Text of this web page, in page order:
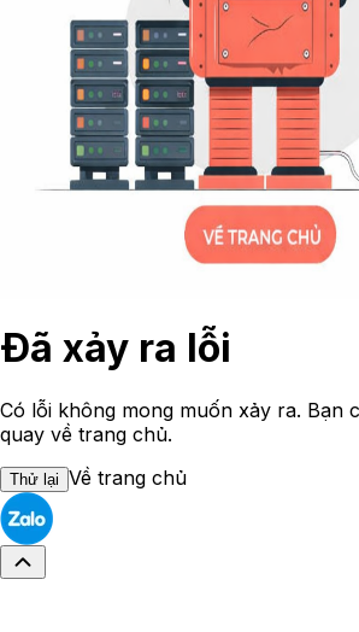
Đã xảy ra lỗi
Có lỗi không mong muốn xảy ra. Bạn
quay về trang chủ.
Thử lại Về trang chủ